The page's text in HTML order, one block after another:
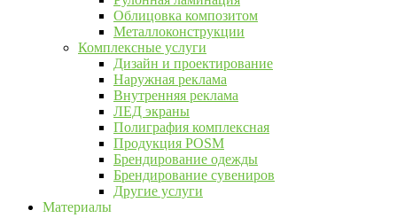
Облицовка композитом
Металлоконструкции
Комплексные услуги
Дизайн и проектирование
Наружная реклама
Внутренняя реклама
ЛЕД экраны
Полиграфия комплексная
Продукция POSM
Брендирование одежды
Брендирование сувениров
Другие услуги
Материалы